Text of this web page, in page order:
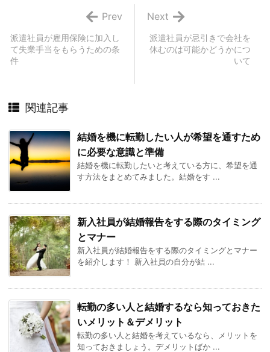
派遣社員が忌引きで会社を
休むのは可能かどうかにつ
いて
Next
派遣社員が雇用保険に加入し
て失業手当をもらうための条
件
Prev
関連記事
結婚を機に転勤したい人が希望を通すため
に必要な意識と準備
結婚を機に転勤したいと考えている方に、希望を通
す方法をまとめてみました。結婚をす ...
新入社員が結婚報告をする際のタイミング
とマナー
新入社員が結婚報告をする際のタイミングとマナー
を紹介します！ 新入社員の自分が結 ...
転勤の多い人と結婚するなら知っておきた
いメリット＆デメリット
転勤の多い人と結婚を考えているなら、メリットを
知っておきましょう。デメリットばか ...